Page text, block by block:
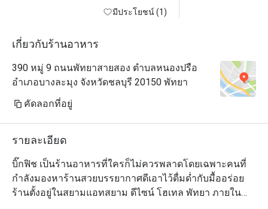
มีประโยชน์ (1)
เกี่ยวกับร้านอาหาร
390 หมู่ 9 ถนนพัทยาสายสอง ตำบลหนองปรือ
อำเภอบางละมุง จังหวัดชลบุรี 20150 พัทยา
คัดลอกที่อยู่
รายละเอียด
บิ๊กฟิช เป็นร้านอาหารที่ใครก็ไม่ควรพลาดโดยเฉพาะคนที่
กำลังมองหาร้านสวยบรรยากาศดีเอาไว้ดื่มด่ำกับมื้ออร่อย
ร้านตั้งอยู่ในสยามแอทสยาม ดีไซน์ โฮเทล พัทยา ภายใน